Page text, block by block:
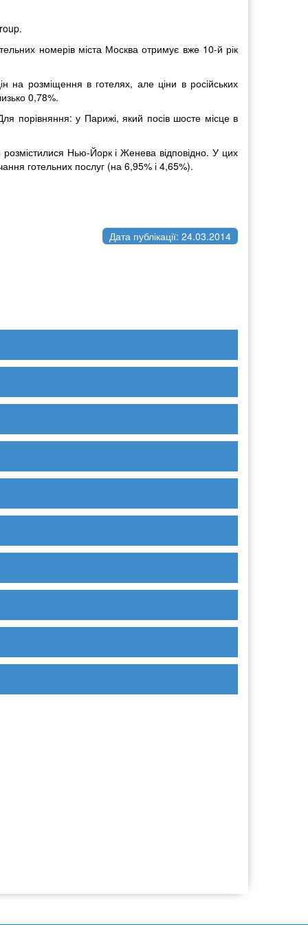
номерів міста Москва отримує вже 10-й рік
на розміщення в готелях, але ціни в російських
0,78%.
порівняння: у Парижі, який посів шосте місце в
Нью-Йорк і Женева відповідно. У цих
готельних послуг (на 6,95% і 4,65%).
Дата публікації: 24.03.2014